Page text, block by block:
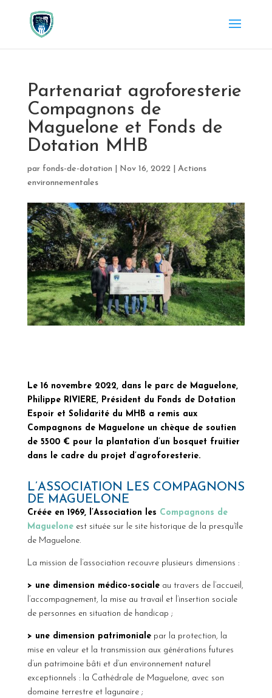
Partenariat agroforesterie
Compagnons de
Maguelone et Fonds de
Dotation MHB
par fonds-de-dotation Nov 16, 2022| Actions
environnementales
Le 16 novembre 2022, dans le parc de Maguelone,
Philippe RIVIERE, Président du Fonds de Dotation
Espoir et Solidarité du MHB a remis aux
Compagnons de Maguelone un chèque de soutien
de 5500 € pour la plantation d’un bosquet fruitier
dans le cadre du projet d’agroforesterie.
L’ASSOCIATION LES COMPAGNONS
DE MAGUELONE
Créée en 1969, l’Association les Compagnons de
Maguelone est située sur le site historique de la presqu’île
de Maguelone.
La mission de l’association recouvre plusieurs dimensions :
> une dimension médico-sociale au travers de l’accueil,
l’accompagnement, la mise au travail et l’insertion sociale
de personnes en situation de handicap ;
> une dimension patrimoniale par la protection, la
mise en valeur et la transmission aux générations futures
d’un patrimoine bâti et d’un environnement naturel
exceptionnels : la Cathédrale de Maguelone, avec son
domaine terrestre et lagunaire ;